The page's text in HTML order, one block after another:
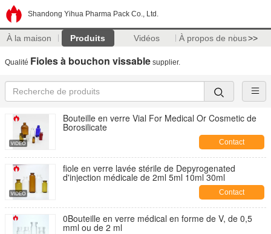
Shandong Yihua Pharma Pack Co., Ltd.
À la maison Produits Vidéos À propos de nous>>
Qualité Fioles à bouchon vissable supplier.
Bouteille en verre Vial For Medical Or Cosmetic de
Borosilicate
Contact
fiole en verre lavée stérile de Depyrogenated
d'injection médicale de 2ml 5ml 10ml 30ml
Contact
0Bouteille en verre médical en forme de V, de 0,5
mml ou de 2 ml